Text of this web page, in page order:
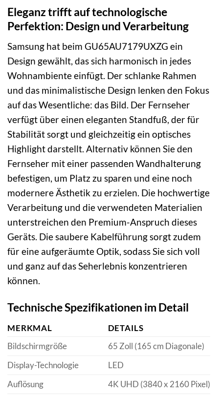
Eleganz trifft auf technologische
Perfektion: Design und Verarbeitung
Samsung hat beim GU65AU7179UXZG ein
Design gewählt, das sich harmonisch in jedes
Wohnambiente einfügt. Der schlanke Rahmen
und das minimalistische Design lenken den Fokus
auf das Wesentliche: das Bild. Der Fernseher
verfügt über einen eleganten Standfuß, der für
Stabilität sorgt und gleichzeitig ein optisches
Highlight darstellt. Alternativ können Sie den
Fernseher mit einer passenden Wandhalterung
befestigen, um Platz zu sparen und eine noch
modernere Ästhetik zu erzielen. Die hochwertige
Verarbeitung und die verwendeten Materialien
unterstreichen den Premium-Anspruch dieses
Geräts. Die saubere Kabelführung sorgt zudem
für eine aufgeräumte Optik, sodass Sie sich voll
und ganz auf das Seherlebnis konzentrieren
können.
Technische Spezifikationen im Detail
MERKMAL
DETAILS
Bildschirmgröße
65 Zoll (165 cm Diagonale)
Display-Technologie
LED
Auflösung
4K UHD (3840 x 2160 Pixel)